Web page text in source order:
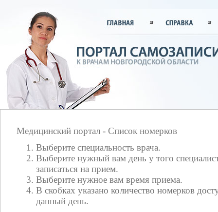
Медицинский портал - Список номерков
Выберите специальность врача.
Выберите нужный вам день у того
записаться на прием.
Выберите нужное вам время приема.
В скобках указано количество номерков
данный день.